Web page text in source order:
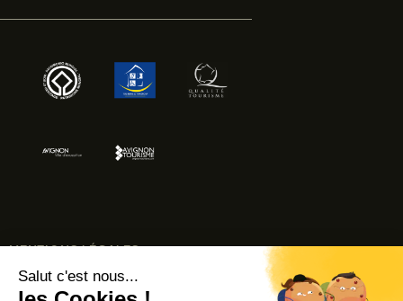
MENTIONS LÉGALES
ACCESSIBILITÉ : NON CONFORME
© AVIGNON TOURISME 2024